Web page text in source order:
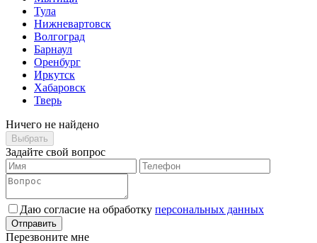
Тула
Нижневартовск
Волгоград
Барнаул
Оренбург
Иркутск
Хабаровск
Тверь
Ничего не найдено
Выбрать
Задайте свой вопрос
Даю согласие на обработку персональных данных
Отправить
Перезвоните мне